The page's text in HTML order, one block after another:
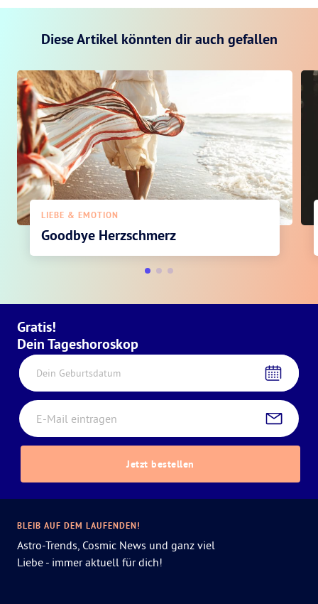
Diese Artikel könnten dir auch gefallen
LIEBE & EMOTION
Goodbye Herzschmerz
Gratis!
Dein Tageshoroskop
Dein Geburtsdatum
Jetzt bestellen
BLEIB AUF DEM LAUFENDEN!
Astro-Trends, Cosmic News und ganz viel
Liebe - immer aktuell für dich!